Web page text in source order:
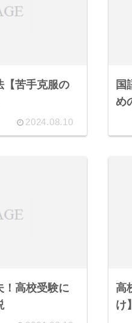
【苦手克服の
2024.08.10
国
め
！高校受験に
高
け